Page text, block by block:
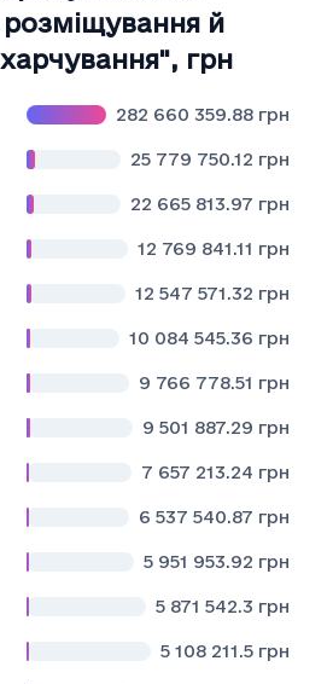
й
, грн
282 660 359.88 грн
25 779 750.12 грн
22 665 813.97 грн
12 769 841.11 грн
12 547 571.32 грн
10 084 545.36 грн
9 766 778.51 грн
9 501 887.29 грн
7 657 213.24 грн
6 537 540.87 грн
5 951 953.92 грн
5 871 542.3 грн
5 108 211.5 грн